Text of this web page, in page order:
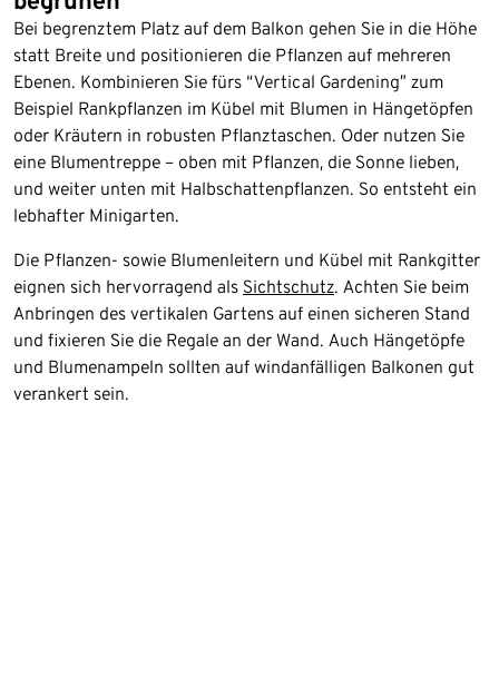
Bei begrenztem Platz auf dem Balkon gehen Sie in die Höhe
statt Breite und positionieren die Pflanzen auf mehreren
Ebenen. Kombinieren Sie fürs “Vertical Gardening” zum
Beispiel Rankpflanzen im Kübel mit Blumen in Hängetöpfen
oder Kräutern in robusten Pflanztaschen. Oder nutzen Sie
eine Blumentreppe – oben mit Pflanzen, die Sonne lieben,
und weiter unten mit Halbschattenpflanzen. So entsteht ein
lebhafter Minigarten.
Die Pflanzen- sowie Blumenleitern und Kübel mit Rankgitter
eignen sich hervorragend als Sichtschutz. Achten Sie beim
Anbringen des vertikalen Gartens auf einen sicheren Stand
und fixieren Sie die Regale an der Wand. Auch Hängetöpfe
und Blumenampeln sollten auf windanfälligen Balkonen gut
verankert sein.